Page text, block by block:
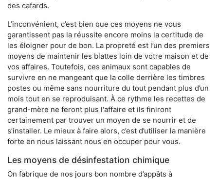
des cafards.
L’inconvénient, c’est bien que ces moyens ne vous
garantissent pas la réussite encore moins la certitude de
les éloigner pour de bon. La propreté est l’un des premiers
moyens de maintenir les blattes loin de votre maison et de
vos affaires. Toutefois, ces animaux sont capables de
survivre en ne mangeant que la colle derrière les timbres
postes ou même sans nourriture du tout pendant plus d’un
mois tout en se reproduisant. À ce rythme les recettes de
grand-mère ne feront plus l'affaire et ils finiront
certainement par trouver un moyen de se nourrir et de
s’installer. Le mieux à faire alors, c’est d’utiliser la manière
forte en nous laissant nous en occuper pour vous.
Les moyens de désinfestation chimique
On fabrique de nos jours bon nombre d’appâts à